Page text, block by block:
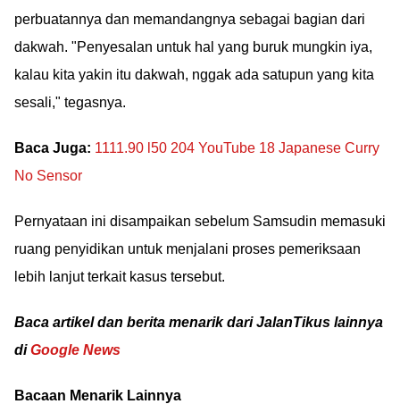
perbuatannya dan memandangnya sebagai bagian dari
dakwah. "Penyesalan untuk hal yang buruk mungkin iya,
kalau kita yakin itu dakwah, nggak ada satupun yang kita
sesali," tegasnya.
Baca Juga: 1111.90 l50 204 YouTube 18 Japanese Curry
No Sensor
Pernyataan ini disampaikan sebelum Samsudin memasuki
ruang penyidikan untuk menjalani proses pemeriksaan
lebih lanjut terkait kasus tersebut.
Baca artikel dan berita menarik dari JalanTikus lainnya
diGoogle News
Bacaan Menarik Lainnya